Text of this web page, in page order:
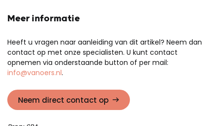
Meer informatie
Heeft u vragen naar aanleiding van dit artikel? Neem dan
contact op met onze specialisten. U kunt contact
opnemen via onderstaande button of per mail:
info@vanoers.nl.
Neem direct contact op